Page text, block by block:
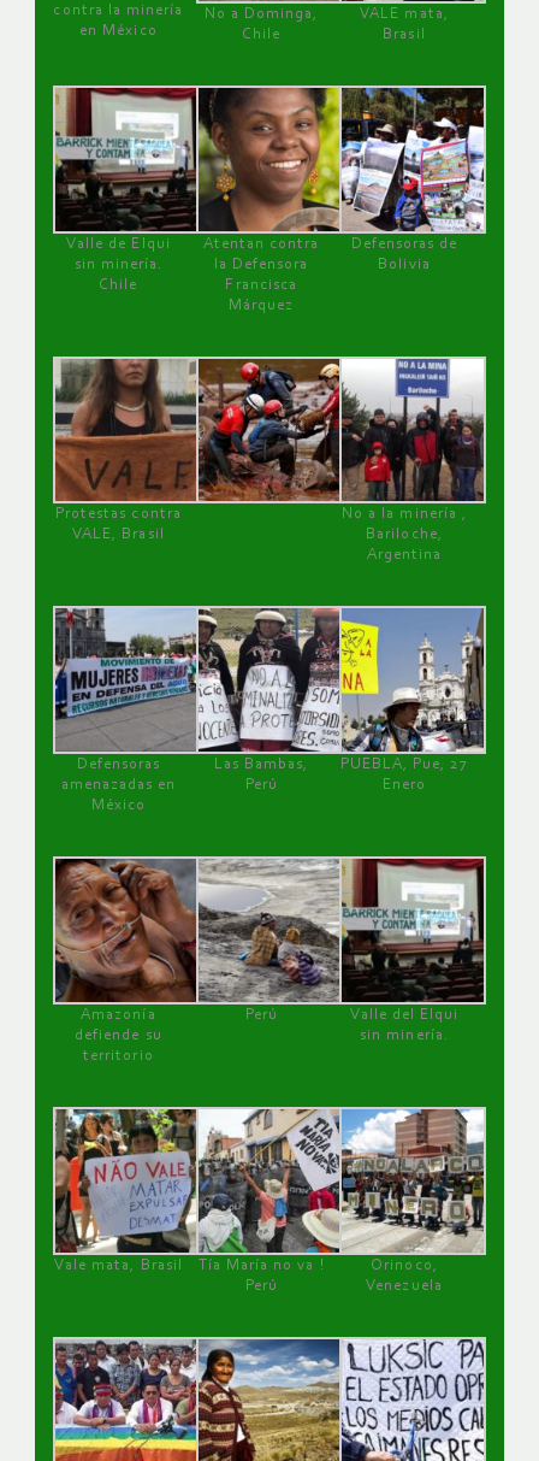
contra la minería
en México
No a Dominga,
Chile
VALE mata,
Brasil
Valle de Elqui
sin minería.
Chile
Atentan contra
la Defensora
Francisca
Márquez
Defensoras de
Bolivia
Protestas contra
VALE, Brasil
No a la minería ,
Bariloche,
Argentina
Defensoras
amenazadas en
México
Las Bambas,
Perú
PUEBLA, Pue, 27
Enero
Amazonía
defiende su
territorio
Perú
Valle del Elqui
sin minería.
Vale mata, Brasil
Tía María no va !
Perú
Orinoco,
Venezuela